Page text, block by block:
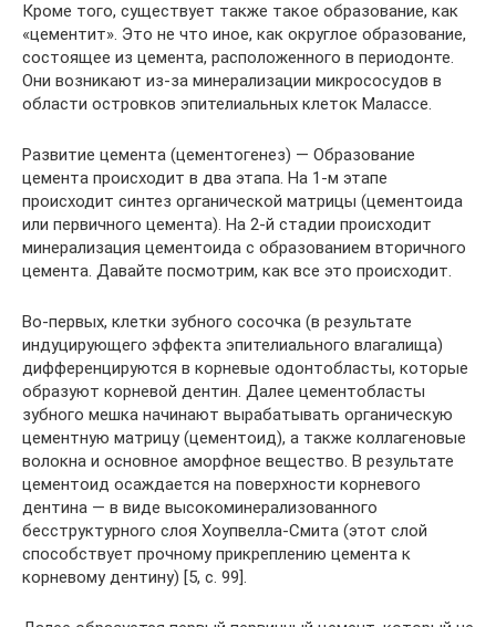
Кроме того, существует также такое образование, как
«цементит». Это не что иное, как округлое образование,
состоящее из цемента, расположенного в периодонте.
Они возникают из-за минерализации микрососудов в
области островков эпителиальных клеток Малассе.
Развитие цемента (цементогенез) — Образование
цемента происходит в два этапа. На 1-м этапе
происходит синтез органической матрицы (цементоида
или первичного цемента). На 2-й стадии происходит
минерализация цементоида с образованием вторичного
цемента. Давайте посмотрим, как все это происходит.
Во-первых, клетки зубного сосочка (в результате
индуцирующего эффекта эпителиального влагалища)
дифференцируются в корневые одонтобласты, которые
образуют корневой дентин. Далее цементобласты
зубного мешка начинают вырабатывать органическую
цементную матрицу (цементоид), а также коллагеновые
волокна и основное аморфное вещество. В результате
цементоид осаждается на поверхности корневого
дентина — в виде высокоминерализованного
бесструктурного слоя Хоупвелла-Смита (этот слой
способствует прочному прикреплению цемента к
корневому дентину) [5, c. 99].